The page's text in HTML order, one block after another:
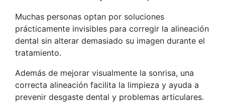
Muchas personas optan por soluciones
prácticamente invisibles para corregir la alineación
dental sin alterar demasiado su imagen durante el
tratamiento.
Además de mejorar visualmente la sonrisa, una
correcta alineación facilita la limpieza y ayuda a
prevenir desgaste dental y problemas articulares.